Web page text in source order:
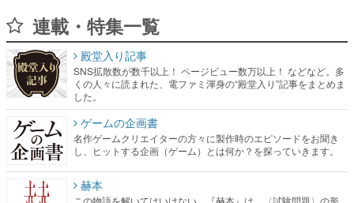
連載・特集一覧
殿堂入り記事
SNS拡散数が数千以上！ ページビュー数万以上！ などなど。多
くの人々に読まれた、電ファミ渾身の“殿堂入り”記事をまとめま
した。
ゲームの企画書
名作ゲームクリエイターの方々に製作時のエピソードをお聞き
し、ヒットする企画（ゲーム）とは何か？を探っていきます。
赫本